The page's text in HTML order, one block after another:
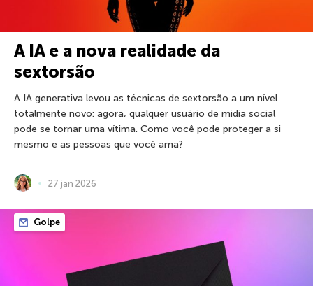
A IA e a nova realidade da
sextorsão
A IA generativa levou as técnicas de sextorsão a um nível
totalmente novo: agora, qualquer usuário de mídia social
pode se tornar uma vítima. Como você pode proteger a si
mesmo e as pessoas que você ama?
27 jan 2026
Golpe